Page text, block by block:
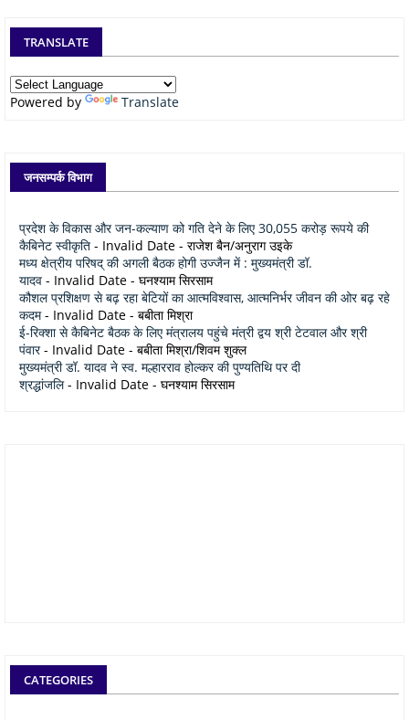
TRANSLATE
Powered by Translate
जनसम्पर्क विभाग
प्रदेश के विकास और जन-कल्याण को गति देने के लिए 30,055 करोड़ रूपये की
कैबिनेट स्वीकृति - Invalid Date - राजेश बैन/अनुराग उइके
मध्य क्षेत्रीय परिषद् की अगली बैठक होगी उज्जैन में : मुख्यमंत्री डॉ.
यादव - Invalid Date - घनश्याम सिरसाम
कौशल प्रशिक्षण से बढ़ रहा बेटियों का आत्मविश्वास, आत्मनिर्भर जीवन की ओर बढ़ रहे
कदम- Invalid Date - बबीता मिश्रा
ई-रिक्शा से कैबिनेट बैठक के लिए मंत्रालय पहुंचे मंत्री द्वय श्री टेटवाल और श्री
पंवार- Invalid Date - बबीता मिश्रा/शिवम शुक्ल
मुख्यमंत्री डॉ. यादव ने स्व. मल्हारराव होल्कर की पुण्यतिथि पर दी
श्रद्धांजलि- Invalid Date - घनश्याम सिरसाम
CATEGORIES